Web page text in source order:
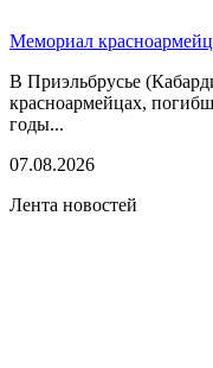
Мемориал
В Приэльбрусье
красноармейцах,
годы...
07.08.2026
Лента новостей